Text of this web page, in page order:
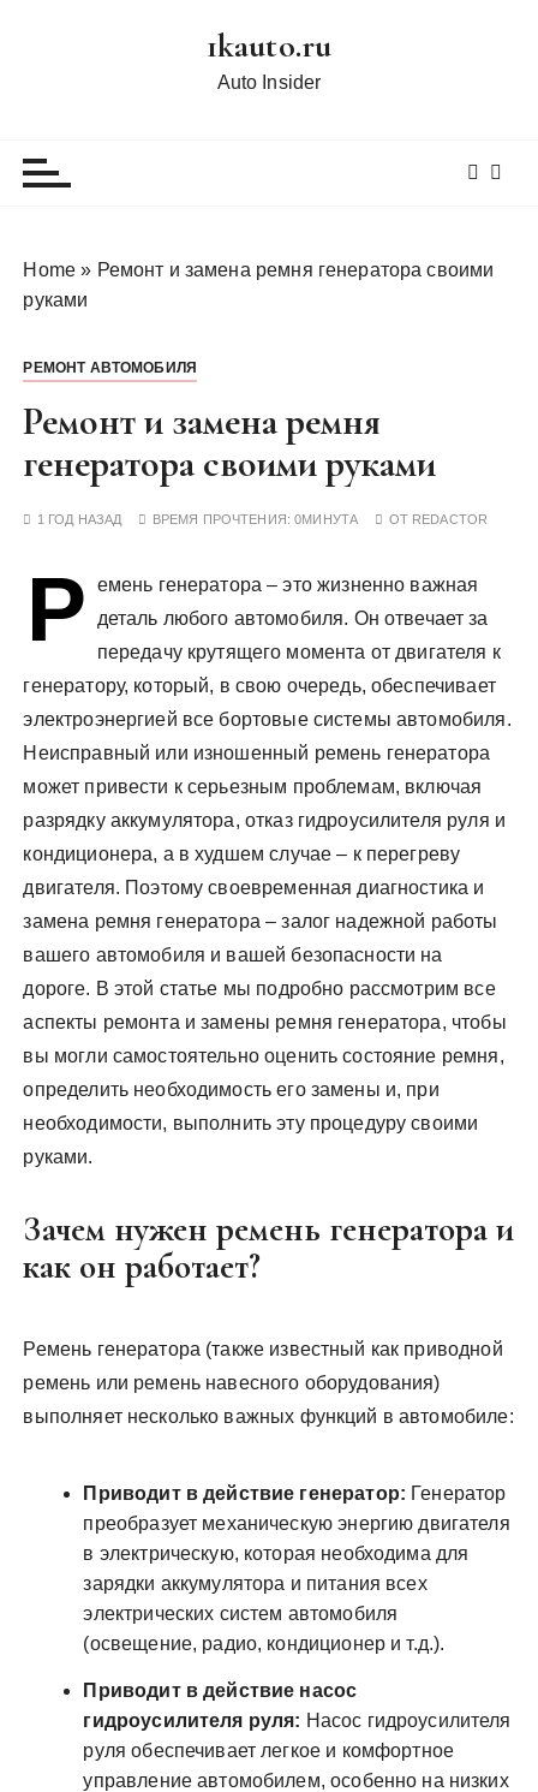
1kauto.ru
Auto Insider
Home » Ремонт и замена ремня генератора своими
руками
РЕМОНТ АВТОМОБИЛЯ
Ремонт и замена ремня
генератора своими руками
1 ГОД НАЗАД ВРЕМЯ ПРОЧТЕНИЯ:0МИНУТА ОТ REDACTOR
Р
емень генератора – это жизненно важная
деталь любого автомобиля. Он отвечает за
передачу крутящего момента от двигателя к
генератору, который, в свою очередь, обеспечивает
электроэнергией все бортовые системы автомобиля.
Неисправный или изношенный ремень генератора
может привести к серьезным проблемам, включая
разрядку аккумулятора, отказ гидроусилителя руля и
кондиционера, а в худшем случае – к перегреву
двигателя. Поэтому своевременная диагностика и
замена ремня генератора – залог надежной работы
вашего автомобиля и вашей безопасности на
дороге. В этой статье мы подробно рассмотрим все
аспекты ремонта и замены ремня генератора, чтобы
вы могли самостоятельно оценить состояние ремня,
определить необходимость его замены и, при
необходимости, выполнить эту процедуру своими
руками.
Зачем нужен ремень генератора и
как он работает?
Ремень генератора (также известный как приводной
ремень или ремень навесного оборудования)
выполняет несколько важных функций в автомобиле:
Приводит в действие генератор: Генератор
преобразует механическую энергию двигателя
в электрическую, которая необходима для
зарядки аккумулятора и питания всех
электрических систем автомобиля
(освещение, радио, кондиционер и т.д.).
Приводит в действие насос
гидроусилителя руля: Насос гидроусилителя
руля обеспечивает легкое и комфортное
управление автомобилем, особенно на низких